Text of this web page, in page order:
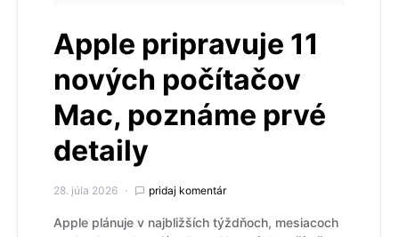
Apple pripravuje 11
nových počítačov
Mac, poznáme prvé
detaily
28. júla 2026 pridaj komentár
Apple plánuje v najbližších týždňoch, mesiacoch